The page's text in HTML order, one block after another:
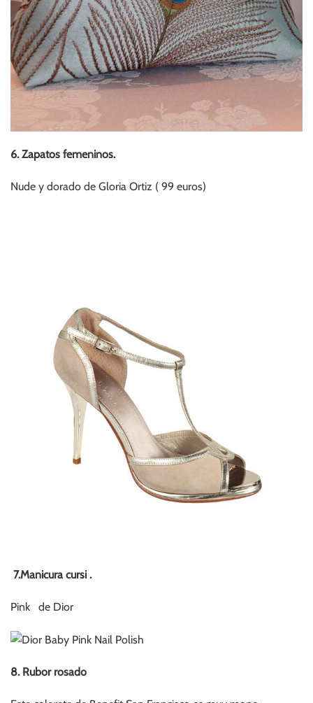
6. Zapatos femeninos.
Nude y dorado de Gloria Ortiz ( 99 euros)
7.Manicura cursi .
Pink de Dior
8. Rubor rosado